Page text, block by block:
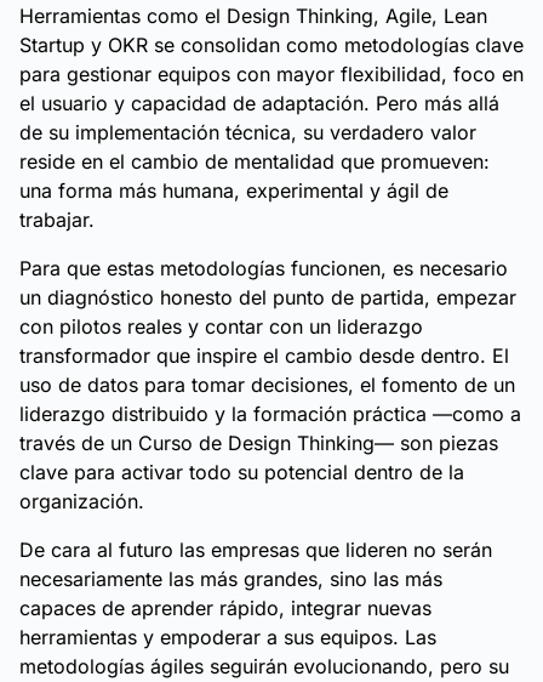
Herramientas como el Design Thinking, Agile, Lean
Startup y OKR se consolidan como metodologías clave
para gestionar equipos con mayor flexibilidad, foco en
el usuario y capacidad de adaptación. Pero más allá
de su implementación técnica, su verdadero valor
reside en el cambio de mentalidad que promueven:
una forma más humana, experimental y ágil de
trabajar.
Para que estas metodologías funcionen, es necesario
un diagnóstico honesto del punto de partida, empezar
con pilotos reales y contar con un liderazgo
transformador que inspire el cambio desde dentro. El
uso de datos para tomar decisiones, el fomento de un
liderazgo distribuido y la formación práctica —como a
través de un Curso de Design Thinking— son piezas
clave para activar todo su potencial dentro de la
organización.
De cara al futuro las empresas que lideren no serán
necesariamente las más grandes, sino las más
capaces de aprender rápido, integrar nuevas
herramientas y empoderar a sus equipos. Las
metodologías ágiles seguirán evolucionando, pero su